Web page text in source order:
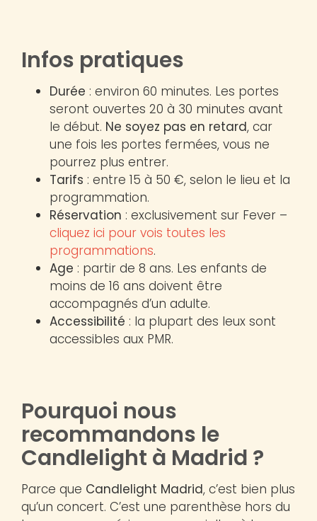
Infos pratiques
Durée : environ 60 minutes. Les portes
seront ouvertes 20 à 30 minutes avant
le début. Ne soyez pas en retard, car
une fois les portes fermées, vous ne
pourrez plus entrer.
Tarifs : entre 15 à 50 €, selon le lieu et la
programmation.
Réservation : exclusivement sur Fever –
cliquez ici pour vois toutes les
programmations.
Age : partir de 8 ans. Les enfants de
moins de 16 ans doivent être
accompagnés d’un adulte.
Accessibilité : la plupart des leux sont
accessibles aux PMR.
Pourquoi nous
recommandons le
Candlelight à Madrid ?
Parce que Candlelight Madrid, c’est bien plus
qu’un concert. C’est une parenthèse hors du